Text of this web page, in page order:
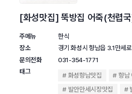
[화성맛집] 뚝방집 어죽(천렵
주메뉴
한식
장소
경기 화성시 향남읍 3.1만세
문의전화
031-354-1771
태그
화성향남맛집
향남
발안만세시장맛집